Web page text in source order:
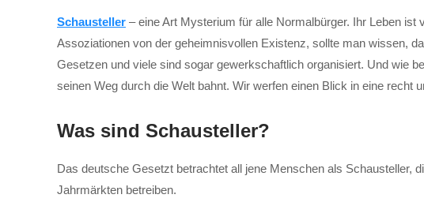
Schausteller – eine Art Mysterium für alle Normalbürger. Ihr Leben
Assoziationen von der geheimnisvollen Existenz, sollte man wissen,
Gesetzen und viele sind sogar gewerkschaftlich organisiert. Und wie
seinen Weg durch die Welt bahnt. Wir werfen einen Blick in eine
Was sind Schausteller?
Das deutsche Gesetzt betrachtet all jene Menschen als Schausteller,
Jahrmärkten betreiben.